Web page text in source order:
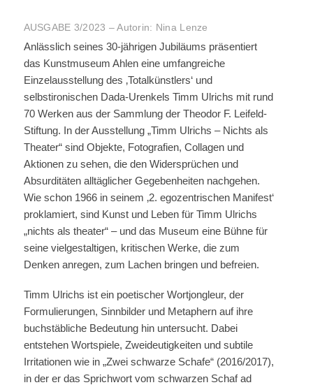
AUSGABE 3/2023 – Autorin: Nina Lenze
Anlässlich seines 30-jährigen Jubiläums präsentiert
das Kunstmuseum Ahlen eine umfangreiche
Einzelausstellung des ‚Totalkünstlers‘ und
selbstironischen Dada-Urenkels Timm Ulrichs mit rund
70 Werken aus der Sammlung der Theodor F. Leifeld-
Stiftung. In der Ausstellung „Timm Ulrichs – Nichts als
Theater“ sind Objekte, Fotografien, Collagen und
Aktionen zu sehen, die den Widersprüchen und
Absurditäten alltäglicher Gegebenheiten nachgehen.
Wie schon 1966 in seinem ‚2. egozentrischen Manifest‘
proklamiert, sind Kunst und Leben für Timm Ulrichs
„nichts als theater“ – und das Museum eine Bühne für
seine vielgestaltigen, kritischen Werke, die zum
Denken anregen, zum Lachen bringen und befreien.
Timm Ulrichs ist ein poetischer Wortjongleur, der
Formulierungen, Sinnbilder und Metaphern auf ihre
buchstäbliche Bedeutung hin untersucht. Dabei
entstehen Wortspiele, Zweideutigkeiten und subtile
Irritationen wie in „Zwei schwarze Schafe“ (2016/2017),
in der er das Sprichwort vom schwarzen Schaf ad